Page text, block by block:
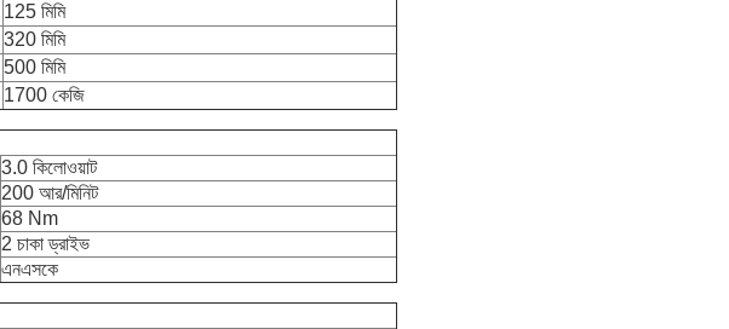
125 মিমি
320 মিমি
500 মিমি
1700 কেজি
3.0 কিলোওয়াট
200 আর/মিনিট
68 Nm
2 চাকা ড্রাইভ
এনএসকে